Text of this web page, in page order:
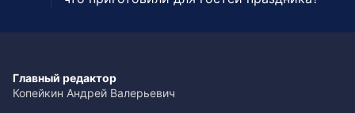
Главный редактор
Копейкин Андрей Валерьевич